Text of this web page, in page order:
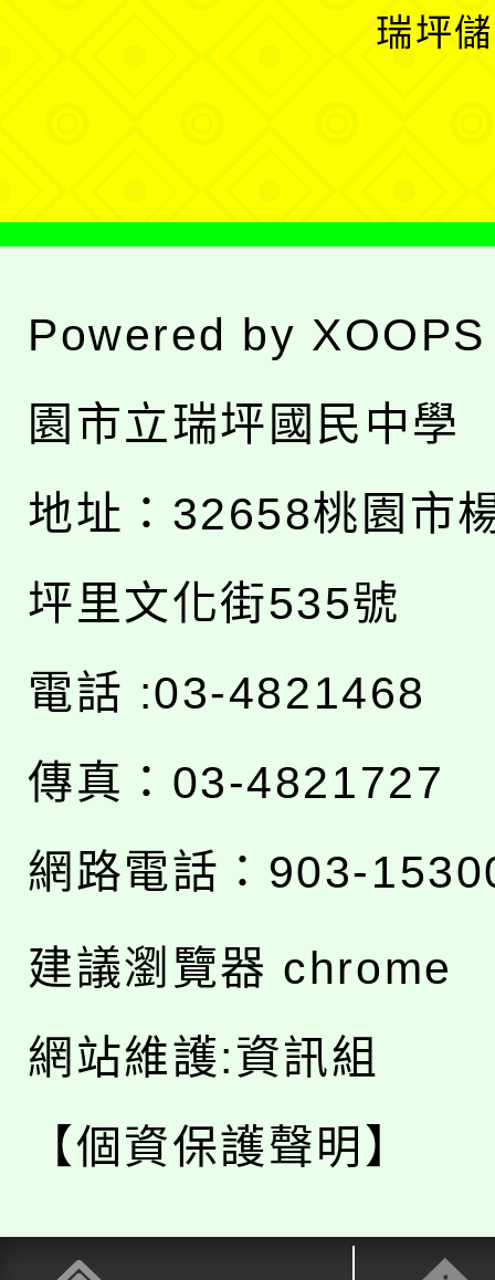
瑞坪
Powered by XOOPS
園市立瑞坪國民中學
地址： 32658桃園市
坪里文化街535號
電話 :03-4821468
傳真：03-4821727
網路電話：903-
建議瀏覽器 chrome
網站維護:資訊組
【個資保護聲明】